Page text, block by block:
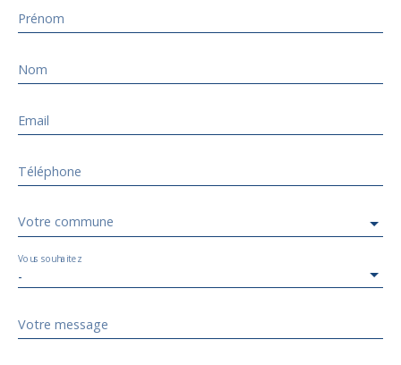
Prénom
Nom
Email
Téléphone
Votre commune
-
Vous souhaitez
Votre message